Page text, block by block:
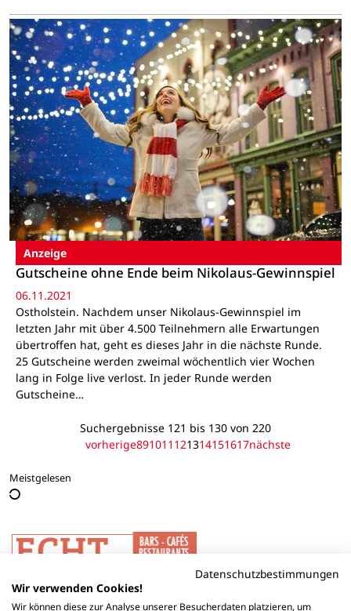
Anzeige
Gutscheine ohne Ende beim Nikolaus-Gewinnspiel
06.11.2021
Ostholstein. Nachdem unser Nikolaus-Gewinnspiel im
letzten Jahr mit über 4.500 Teilnehmern alle Erwartungen
übertroffen hat, geht es dieses Jahr in die nächste Runde.
25 Gutscheine werden zweimal wöchentlich vier Wochen
lang in Folge live verlost. In jeder Runde werden
Gutscheine…
Suchergebnisse 121 bis 130 von 220
vorherige891011 121314151617nächste
Meistgelesen
Datenschutzbestimmungen
Wir verwenden Cookies!
Wir können diese zur Analyse unserer Besucherdaten platzieren, um